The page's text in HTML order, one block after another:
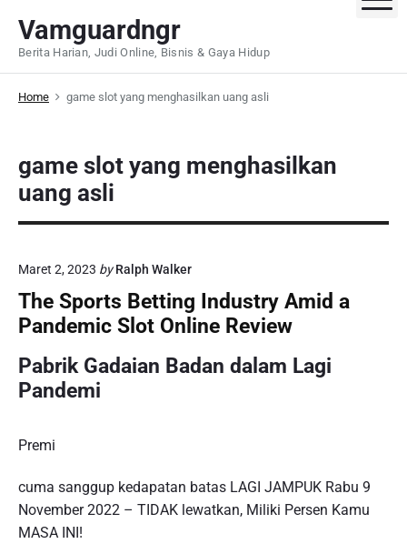
p
Vamguardngr
Berita Harian, Judi Online, Bisnis & Gaya Hidup
Home game slot yang menghasilkan uang asli
game slot yang menghasilkan
uang asli
Maret 2, 2023 by Ralph Walker
The Sports Betting Industry Amid a
Pandemic Slot Online Review
Pabrik Gadaian Badan dalam Lagi
Pandemi
Premi
cuma sanggup kedapatan batas LAGI JAMPUK Rabu 9
November 2022 – TIDAK lewatkan, Miliki Persen Kamu
MASA INI!